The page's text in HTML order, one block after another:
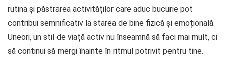
rutina și păstrarea activităților care aduc bucurie pot
contribui semnificativ la starea de bine fizică și emoțională.
Uneori, un stil de viață activ nu înseamnă să faci mai mult, ci
să continui să mergi înainte în ritmul potrivit pentru tine.